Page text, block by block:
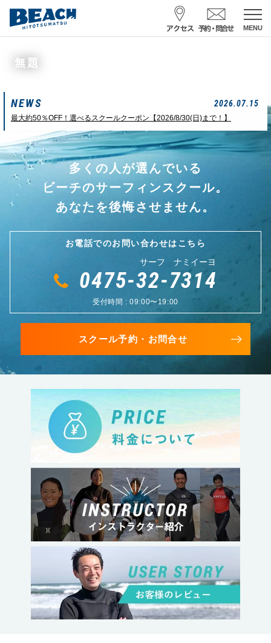
MENU
スクール予約・お問合せ
サーフ ナミイーヨ
0475-32-7314
受付時間 : 09:00〜19:00
一松海岸 波情報
状態 風
03：27/14：31
無題
NEWS 2026.07.15
最大約50％OFF！選べるスクールクーポン【2026/8/30(日)まで！】
多くの人が選んでいる
ビーチのサーフィンスクール。
あなたを後悔させません。
お電話でのお問い合わせはこちら
サーフ ナミイーヨ
0475-32-7314
受付時間 : 09:00〜19:00
スクール予約・お問合せ